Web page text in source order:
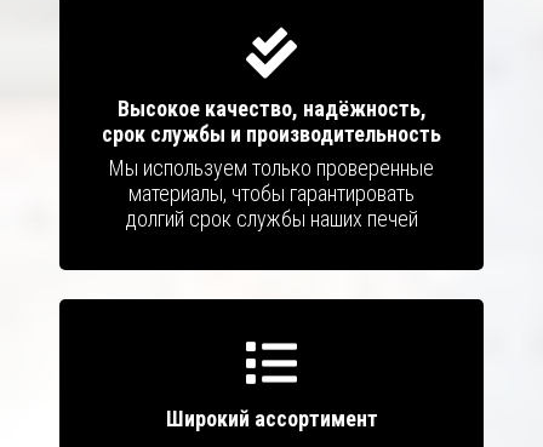
Высокое качество, надёжность,
срок службы и производительность
Мы используем только проверенные
материалы, чтобы гарантировать
долгий срок службы наших печей
Широкий ассортимент